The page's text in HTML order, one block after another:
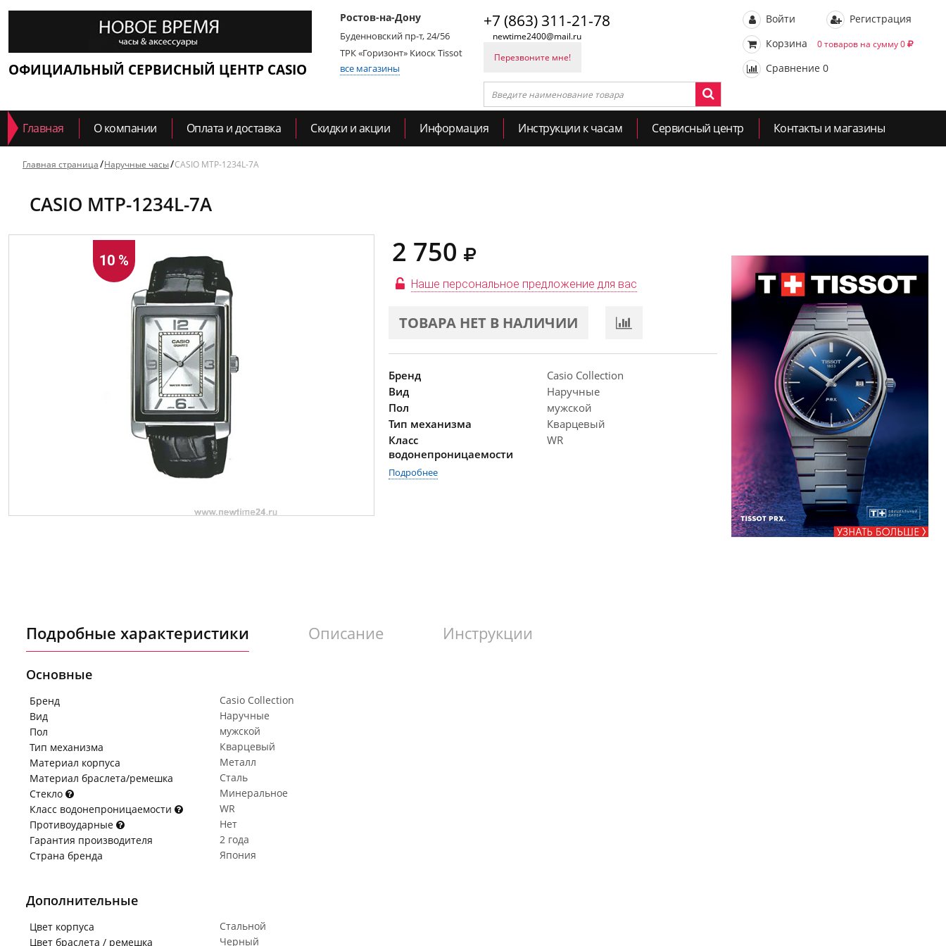
ОФИЦИАЛЬНЫЙ СЕРВИСНЫЙ ЦЕНТР CASIO
Ростов-на-Дону
Буденновский пр-т, 24/56
ТРК «Горизонт» Киоск Tissot
все магазины
+7 (863) 311-21-78
newtime2400@mail.ru
Перезвоните мне!
Войти
Регистрация
Корзина
0 товаров на сумму 0
Сравнение 0
Главная О компании Оплата и доставка Скидки и акции Информация Инструкции к часам Сервисный центр Контакты и магазины
Главная страница Наручные часы CASIO MTP-1234L-7A
CASIO MTP-1234L-7A
10 % 2 750
Наше персональное предложение для вас
ТОВАРА НЕТ В НАЛИЧИИ
Бренд
Casio Collection
Вид
Наручные
Пол
мужской
Тип механизма
Кварцевый
Класс
водонепроницаемости
WR
Подробнее
Подробные характеристики Описание Инструкции
Основные
Бренд
Casio Collection
Вид
Наручные
Пол
мужской
Тип механизма
Кварцевый
Материал корпуса
Металл
Материал браслета/ремешка
Сталь
Стекло
Минеральное
Класс водонепроницаемости
WR
Противоударные
Нет
Гарантия производителя
2 года
Страна бренда
Япония
Дополнительные
Цвет корпуса
Стальной
Цвет браслета / ремешка
Черный